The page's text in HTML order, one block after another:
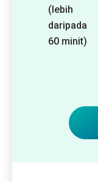
(lebih
daripada
60 minit)